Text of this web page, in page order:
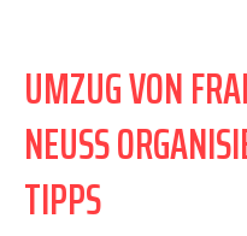
UMZUG VON
NEUSS
TIPPS